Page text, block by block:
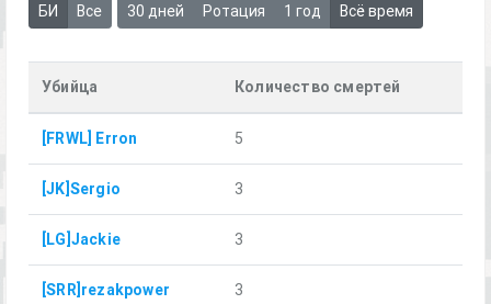
БИ Все 30 дней Ротация 1 год Всё время
Убийца Количество смертей
[FRWL] Erron 5
[JK]Sergio 3
[LG]Jackie 3
[SRR]rezakpower 3